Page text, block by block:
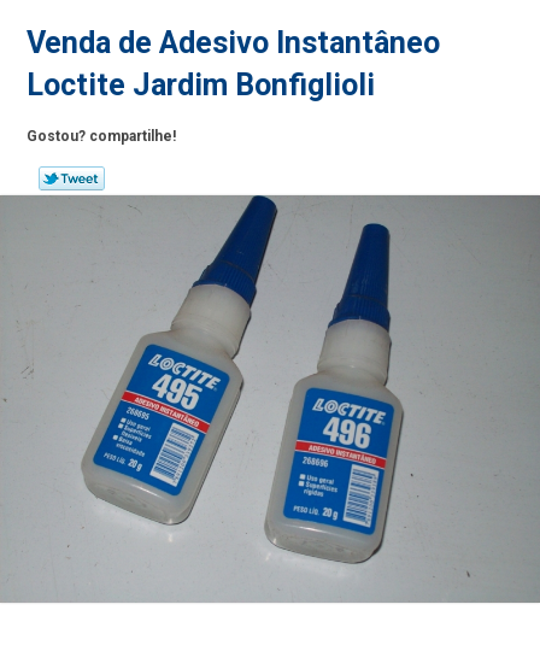
Venda de Adesivo Instantâneo
Loctite Jardim Bonfiglioli
Gostou? compartilhe!